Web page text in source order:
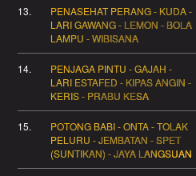
13.
PENASEHAT PERANG - KUDA -
LARI GAWANG - LEMON - BOLA
LAMPU - WIBISANA
14.
PENJAGA PINTU - GAJAH -
LARI ESTAFED - KIPAS ANGIN -
KERIS - PRABU KESA
15.
POTONG BABI - ONTA - TOLAK
PELURU - JEMBATAN - SPET
(SUNTIKAN) - JAYA LANGSUAN